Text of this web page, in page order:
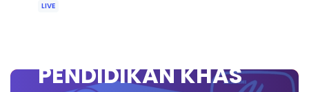
LIVE
PENDIDIKAN KHAS